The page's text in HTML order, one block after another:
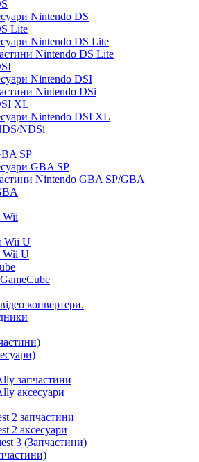
Nintendo DS
Lite
Nintendo DS Lite
Nintendo DS Lite
Nintendo DSI
Nintendo DSi
XL
Nintendo DSI XL
NDSi
SP
GBA SP
Nintendo GBA SP/GBA
Wii
Wii U
Wii U
конвертери.
запчастини
аксесуари
2 запчастини
2 аксесуари
3 (Запчастини)